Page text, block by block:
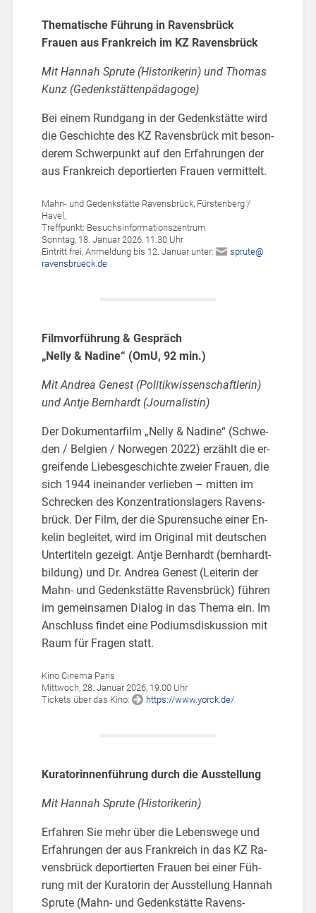
The­ma­ti­sche Füh­rung in Ra­vens­brück
Frau­en aus Frank­reich im KZ Ra­vens­brück
Mit Han­nah Sp­ru­te (His­to­ri­ke­rin) und Tho­mas
Kunz (Ge­denk­stät­ten­päd­ago­ge)
Bei einem Rund­gang in der Ge­denk­stät­te wird
die Ge­schich­te des KZ Ra­vens­brück mit be­son­
de­rem Schwer­punkt auf den Er­fah­run­gen der
aus Frank­reich de­por­tier­ten Frau­en ver­mit­telt.
Mahn- und Ge­denk­stät­te Ra­vens­brück, Fürs­ten­berg /
Havel,
Treff­punkt: Be­suchs­in­for­ma­ti­ons­zen­trum
Sonn­tag, 18. Ja­nu­ar 2026, 11:30 Uhr
Ein­tritt frei, An­mel­dung bis 12. Ja­nu­ar unter:
sp­ru­te@​
rav​ensb​ruec​k.​de
Film­vor­füh­rung & Ge­spräch
„Nelly & Na­di­ne“ (OmU, 92 min.)
Mit An­drea Ge­nest (Po­li­tik­wis­sen­schaft­le­rin)
und Antje Bern­hardt (Jour­na­lis­tin)
Der Do­ku­men­tar­film „Nelly & Na­di­ne“ (Schwe­
den / Bel­gi­en / Nor­we­gen 2022) er­zählt die er­
grei­fen­de Lie­bes­ge­schich­te zwei­er Frau­en, die
sich 1944 in­ein­an­der ver­lie­ben – mit­ten im
Schre­cken des Kon­zen­tra­ti­ons­la­gers Ra­vens­
brück. Der Film, der die Spu­ren­su­che einer En­
ke­lin be­glei­tet, wird im Ori­gi­nal mit deut­schen
Un­ter­ti­teln ge­zeigt. Antje Bern­hardt (bern­hardt-
bil­dung) und Dr. An­drea Ge­nest (Lei­te­rin der
Mahn- und Ge­denk­stät­te Ra­vens­brück) füh­ren
im ge­mein­sa­men Dia­log in das Thema ein. Im
An­schluss fin­det eine Po­di­ums­dis­kus­si­on mit
Raum für Fra­gen statt.
Kino Ci­ne­ma Paris
Mitt­woch, 28. Ja­nu­ar 2026, 19.00 Uhr
Ti­ckets über das Kino:
https://​www.​yorck.​de/
Ku­ra­to­rin­nen­füh­rung durch die Aus­stel­lung
Mit Han­nah Sp­ru­te (His­to­ri­ke­rin)
Er­fah­ren Sie mehr über die Le­bens­we­ge und
Er­fah­run­gen der aus Frank­reich in das KZ Ra­
vens­brück de­por­tier­ten Frau­en bei einer Füh­
rung mit der Ku­ra­to­rin der Aus­stel­lung Han­nah
Sp­ru­te (Mahn- und Ge­denk­stät­te Ra­vens­